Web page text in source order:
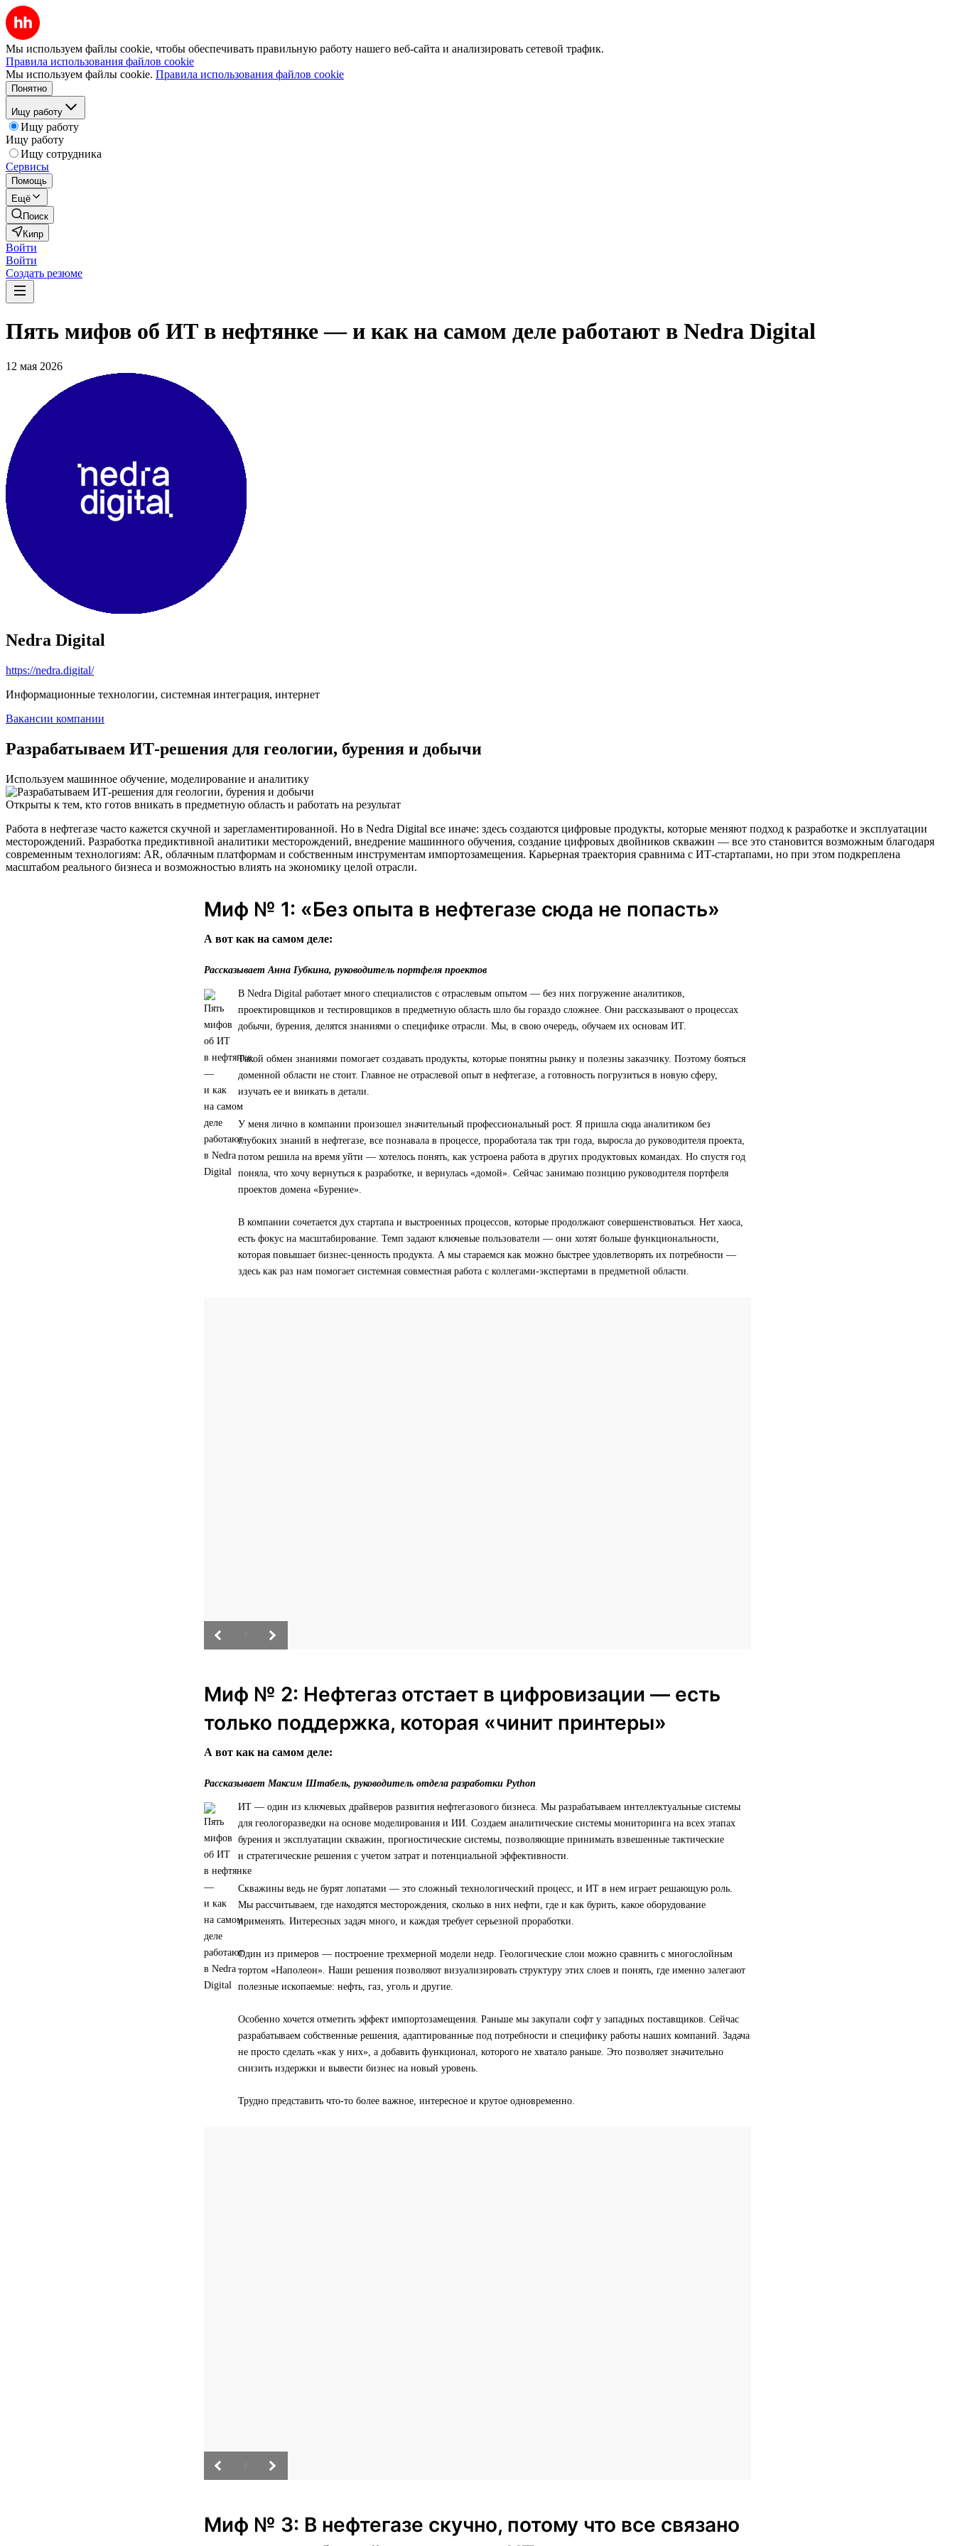
Мы используем файлы cookie, чтобы обеспечивать правильную работу нашего веб-сайта и анализировать сетевой трафик.
Правила использования файлов cookie
Мы используем файлы cookie. Правила использования файлов cookie
Понятно
Ищу работу
Ищу работу
Ищу работу
Ищу сотрудника
Сервисы
Помощь
Ещё
Поиск
Кипр
Войти
Войти
Создать резюме
Пять мифов об ИТ в нефтянке — и как на самом деле работают в Nedra Digital
12 мая 2026
Nedra Digital
https://nedra.digital/
Информационные технологии, системная интеграция, интернет
Вакансии компании
Разрабатываем ИТ-решения для геологии, бурения и добычи
Используем машинное обучение, моделирование и аналитику
Открыты к тем, кто готов вникать в предметную область и работать на результат
Работа в нефтегазе часто кажется скучной и зарегламентированной. Но в Nedra Digital все иначе: здесь создаются цифровые продукты, которые меняют подход к разработке и эксплуатации
месторождений. Разработка предиктивной аналитики месторождений, внедрение машинного обучения, создание цифровых двойников скважин — все это становится возможным благодаря
современным технологиям: AR, облачным платформам и собственным инструментам импортозамещения. Карьерная траектория сравнима с ИТ-стартапами, но при этом подкреплена
масштабом реального бизнеса и возможностью влиять на экономику целой отрасли.
Миф № 1: «Без опыта в нефтегазе сюда не попасть»
А вот как на самом деле:
Рассказывает Анна Губкина, руководитель портфеля проектов
В Nedra Digital работает много специалистов с отраслевым опытом — без них погружение аналитиков,
проектировщиков и тестировщиков в предметную область шло бы гораздо сложнее. Они рассказывают о процессах
добычи, бурения, делятся знаниями о специфике отрасли. Мы, в свою очередь, обучаем их основам ИТ.
Такой обмен знаниями помогает создавать продукты, которые понятны рынку и полезны заказчику. Поэтому бояться
доменной области не стоит. Главное не отраслевой опыт в нефтегазе, а готовность погрузиться в новую сферу,
изучать ее и вникать в детали.
У меня лично в компании произошел значительный профессиональный рост. Я пришла сюда аналитиком без
глубоких знаний в нефтегазе, все познавала в процессе, проработала так три года, выросла до руководителя проекта,
потом решила на время уйти — хотелось понять, как устроена работа в других продуктовых командах. Но спустя год
поняла, что хочу вернуться к разработке, и вернулась «домой». Сейчас занимаю позицию руководителя портфеля
проектов домена «Бурение».
В компании сочетается дух стартапа и выстроенных процессов, которые продолжают совершенствоваться. Нет хаоса,
есть фокус на масштабирование. Темп задают ключевые пользователи — они хотят больше функциональности,
которая повышает бизнес-ценность продукта. А мы стараемся как можно быстрее удовлетворять их потребности —
здесь как раз нам помогает системная совместная работа с коллегами-экспертами в предметной области.
Миф № 2: Нефтегаз отстает в цифровизации — есть
только поддержка, которая «чинит принтеры»
А вот как на самом деле:
Рассказывает Максим Штабель, руководитель отдела разработки Python
ИТ — один из ключевых драйверов развития нефтегазового бизнеса. Мы разрабатываем интеллектуальные системы
для геологоразведки на основе моделирования и ИИ. Создаем аналитические системы мониторинга на всех этапах
бурения и эксплуатации скважин, прогностические системы, позволяющие принимать взвешенные тактические
и стратегические решения с учетом затрат и потенциальной эффективности.
Скважины ведь не бурят лопатами — это сложный технологический процесс, и ИТ в нем играет решающую роль.
Мы рассчитываем, где находятся месторождения, сколько в них нефти, где и как бурить, какое оборудование
применять. Интересных задач много, и каждая требует серьезной проработки.
Один из примеров — построение трехмерной модели недр. Геологические слои можно сравнить с многослойным
тортом «Наполеон». Наши решения позволяют визуализировать структуру этих слоев и понять, где именно залегают
полезные ископаемые: нефть, газ, уголь и другие.
Особенно хочется отметить эффект импортозамещения. Раньше мы закупали софт у западных поставщиков. Сейчас
разрабатываем собственные решения, адаптированные под потребности и специфику работы наших компаний. Задача
не просто сделать «как у них», а добавить функционал, которого не хватало раньше. Это позволяет значительно
снизить издержки и вывести бизнес на новый уровень.
Трудно представить что-то более важное, интересное и крутое одновременно.
Миф № 3: В нефтегазе скучно, потому что все связано